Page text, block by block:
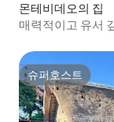
몬테비데오의 집
매력적이고 유서
슈퍼호스트
슈퍼호스트